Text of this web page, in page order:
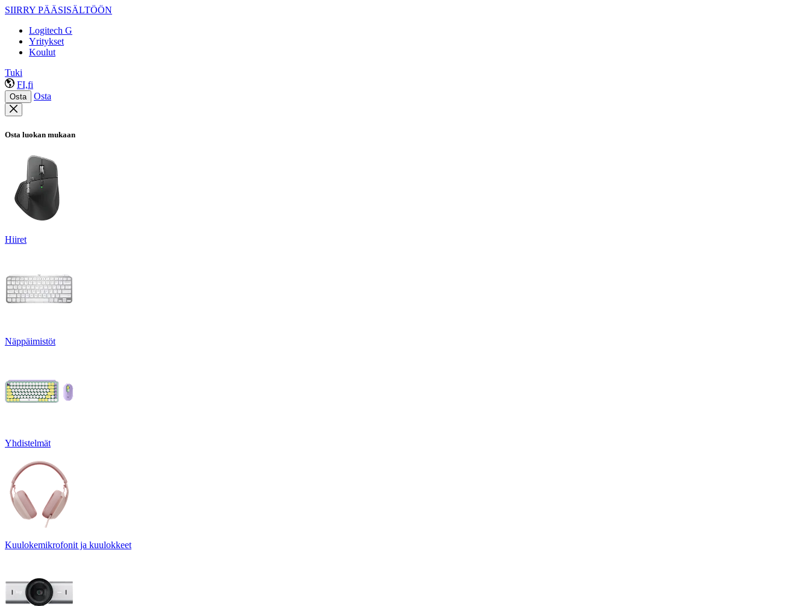
SIIRRY PÄÄSISÄLTÖÖN
Logitech G
Yritykset
Koulut
Tuki
FI,fi
Osta Osta
Osta luokan mukaan
Hiiret
Näppäimistöt
Yhdistelmät
Kuulokemikrofonit ja kuulokkeet